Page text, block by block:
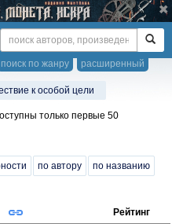
расширенный
поиск по жанру
к особой цели
только первые 50
по автору
по названию
Рейтинг